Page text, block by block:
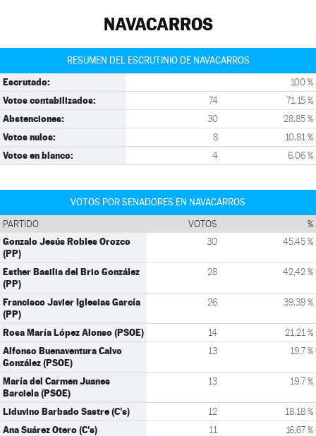
NAVACARROS
RESUMEN DEL ESCRUTINIO DE NAVACARROS
Escrutado: 100 %
Votos contabilizados: 74 71,15 %
Abstenciones: 30 28,85 %
Votos nulos: 8 10,81 %
Votos en blanco: 4 6,06 %
VOTOS POR SENADORES EN NAVACARROS
PARTIDO VOTOS %
Gonzalo Jesús Robles Orozco
(PP)
30 45,45 %
Esther Basilia del Brio González
(PP)
28 42,42 %
Francisco Javier Iglesias García
(PP)
26 39,39 %
Rosa María López Alonso (PSOE) 14 21,21 %
Alfonso Buenaventura Calvo
González (PSOE)
13 19,7 %
María del Carmen Juanes
Barciela (PSOE)
13 19,7 %
Liduvino Barbado Sastre (C's) 12 18,18 %
Ana Suárez Otero (C's) 11 16,67 %